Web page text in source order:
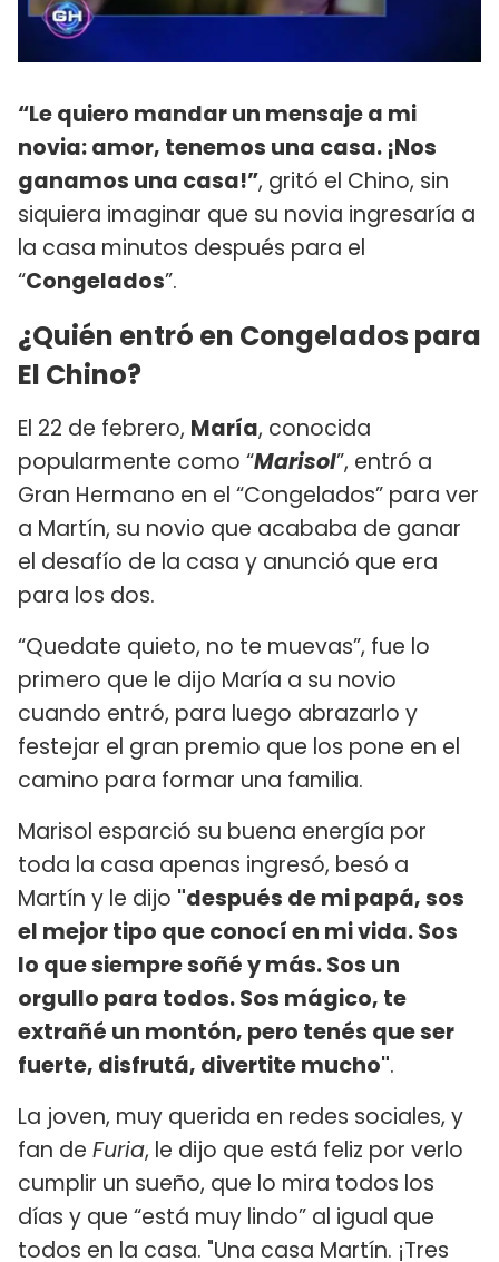
“Le quiero mandar un mensaje a mi
novia: amor, tenemos una casa. ¡Nos
ganamos una casa!”, gritó el Chino, sin
siquiera imaginar que su novia ingresaría a
la casa minutos después para el
“Congelados”.
¿Quién entró en Congelados para
El Chino?
El 22 de febrero, María, conocida
popularmente como “Marisol”, entró a
Gran Hermano en el “Congelados” para ver
a Martín, su novio que acababa de ganar
el desafío de la casa y anunció que era
para los dos.
“Quedate quieto, no te muevas”, fue lo
primero que le dijo María a su novio
cuando entró, para luego abrazarlo y
festejar el gran premio que los pone en el
camino para formar una familia.
Marisol esparció su buena energía por
toda la casa apenas ingresó, besó a
Martín y le dijo "después de mi papá, sos
el mejor tipo que conocí en mi vida. Sos
lo que siempre soñé y más. Sos un
orgullo para todos. Sos mágico, te
extrañé un montón, pero tenés que ser
fuerte, disfrutá, divertite mucho".
La joven, muy querida en redes sociales, y
fan de Furia, le dijo que está feliz por verlo
cumplir un sueño, que lo mira todos los
días y que “está muy lindo” al igual que
todos en la casa. "Una casa Martín. ¡Tres